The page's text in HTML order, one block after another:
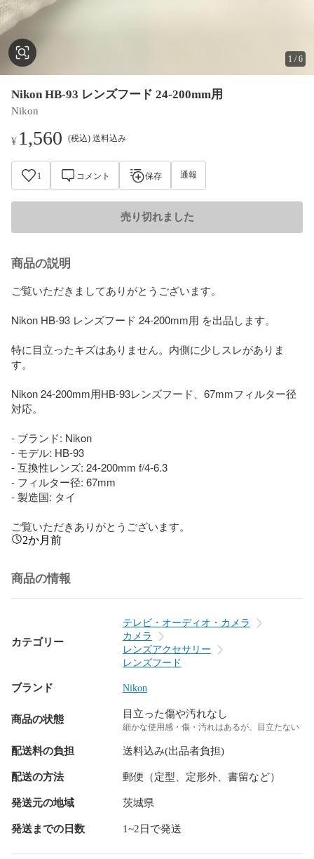
1 /6
Nikon HB-93 レンズフード 24-200mm用
Nikon
¥ 1,560 (税込) 送料込み
1 コメント 保存 通報
売り切れました
商品の説明
ご覧いただきましてありがとうございます。
Nikon HB-93 レンズフード 24-200mm用 を出品します。
特に目立ったキズはありません。内側に少しスレがありま
す。
Nikon 24-200mm用HB-93レンズフード、67mmフィルター径
対応。
- ブランド: Nikon
- モデル: HB-93
- 互換性レンズ: 24-200mm f/4-6.3
- フィルター径: 67mm
- 製造国: タイ
ご覧いただきありがとうございます。
2か月前
商品の情報
カテゴリー
テレビ・オーディオ・カメラ
カメラ
レンズアクセサリー
レンズフード
ブランド Nikon
商品の状態 目立った傷や汚れなし
細かな使用感・傷・汚れはあるが、目立たない
配送料の負担 送料込み(出品者負担)
配送の方法 郵便（定型、定形外、書留など）
発送元の地域 茨城県
発送までの日数 1~2日で発送